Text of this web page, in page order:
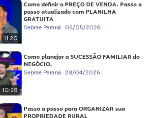
11:20
Como definir o PREÇO DE VENDA. Passo a
passo atualizado com PLANILHA
GRATUITA
Sebrae Paraná 05/05/2026
10:28
Como planejar a SUCESSÃO FAMILIAR do
NEGÓCIO.
Sebrae Paraná 28/04/2026
Passo a passo para ORGANIZAR sua
PROPRIEDADE RURAL